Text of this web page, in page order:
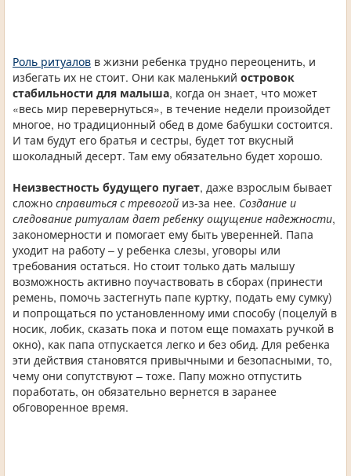
Роль ритуалов в жизни ребенка трудно переоценить, и
избегать их не стоит. Они как маленький островок
стабильности для малыша, когда он знает, что может
«весь мир перевернуться», в течение недели произойдет
многое, но традиционный обед в доме бабушки состоится.
И там будут его братья и сестры, будет тот вкусный
шоколадный десерт. Там ему обязательно будет хорошо.
Неизвестность будущего пугает, даже взрослым бывает
сложно справиться с тревогой из-за нее. Создание и
следование ритуалам дает ребенку ощущение надежности,
закономерности и помогает ему быть уверенней. Папа
уходит на работу – у ребенка слезы, уговоры или
требования остаться. Но стоит только дать малышу
возможность активно поучаствовать в сборах (принести
ремень, помочь застегнуть папе куртку, подать ему сумку)
и попрощаться по установленному ими способу (поцелуй в
носик, лобик, сказать пока и потом еще помахать ручкой в
окно), как папа отпускается легко и без обид. Для ребенка
эти действия становятся привычными и безопасными, то,
чему они сопутствуют – тоже. Папу можно отпустить
поработать, он обязательно вернется в заранее
обговоренное время.